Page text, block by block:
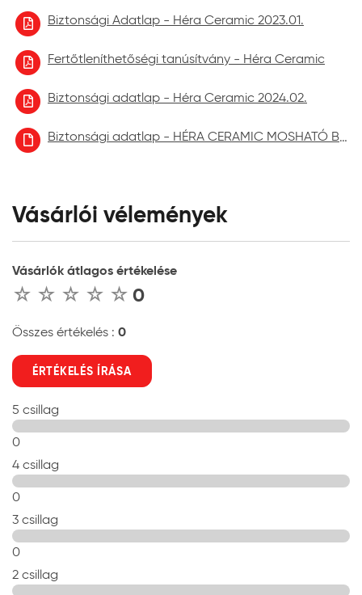
Biztonsági Adatlap - Héra Ceramic 2023.01.
Fertőtleníthetőségi tanúsítvány - Héra Ceramic
Biztonsági adatlap - Héra Ceramic 2024.02.
Biztonsági adatlap - HÉRA CERAMIC MOSHATÓ BELTÉRI FALFESTÉK aktuális
Vásárlói vélemények
Vásárlók átlagos értékelése
0
Összes értékelés : 0
ÉRTÉKELÉS ÍRÁSA
5 csillag
0
4 csillag
0
3 csillag
0
2 csillag